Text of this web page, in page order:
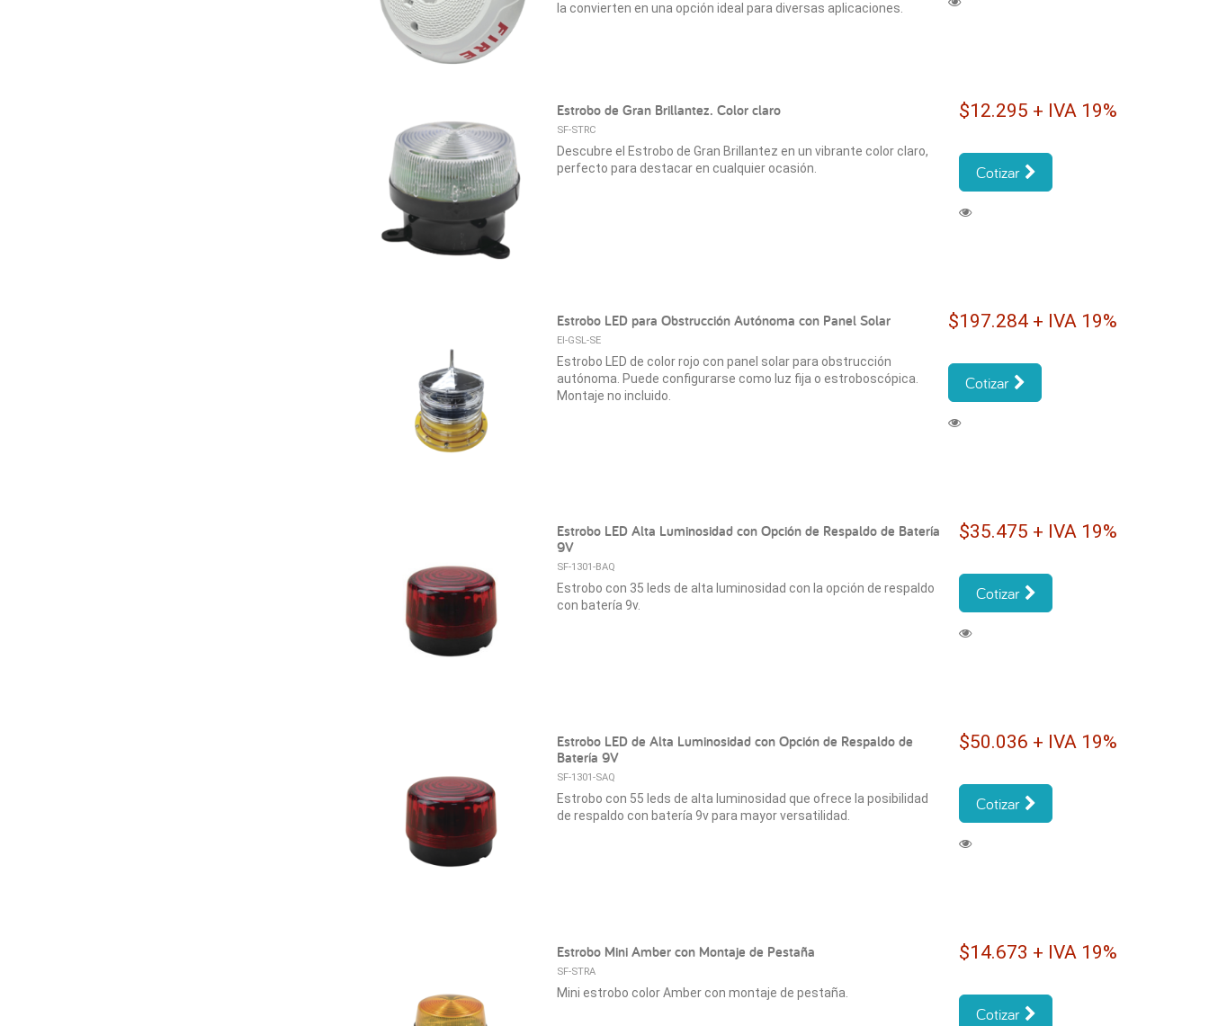
la convierten en una opción ideal para diversas aplicaciones.
Estrobo de Gran Brillantez. Color claro
SF-STRC
Descubre el Estrobo de Gran Brillantez en un vibrante color claro,
perfecto para destacar en cualquier ocasión.
$12.295 + IVA 19%
Cotizar
Estrobo LED para Obstrucción Autónoma con Panel Solar
EI-GSL-SE
Estrobo LED de color rojo con panel solar para obstrucción
autónoma. Puede configurarse como luz fija o estroboscópica.
Montaje no incluido.
$197.284 + IVA 19%
Cotizar
Estrobo LED Alta Luminosidad con Opción de Respaldo de Batería
9V
SF-1301-BAQ
Estrobo con 35 leds de alta luminosidad con la opción de respaldo
con batería 9v.
$35.475 + IVA 19%
Cotizar
Estrobo LED de Alta Luminosidad con Opción de Respaldo de
Batería 9V
SF-1301-SAQ
Estrobo con 55 leds de alta luminosidad que ofrece la posibilidad
de respaldo con batería 9v para mayor versatilidad.
$50.036 + IVA 19%
Cotizar
Estrobo Mini Amber con Montaje de Pestaña
SF-STRA
Mini estrobo color Amber con montaje de pestaña.
$14.673 + IVA 19%
Cotizar